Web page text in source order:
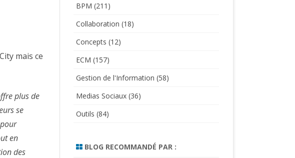
mais ce
plus de
se
en
des
BPM (211)
Collaboration (18)
Concepts (12)
ECM (157)
Gestion de l'Information (58)
Medias Sociaux(36)
Outils (84)
BLOG RECOMMANDÉ PAR :